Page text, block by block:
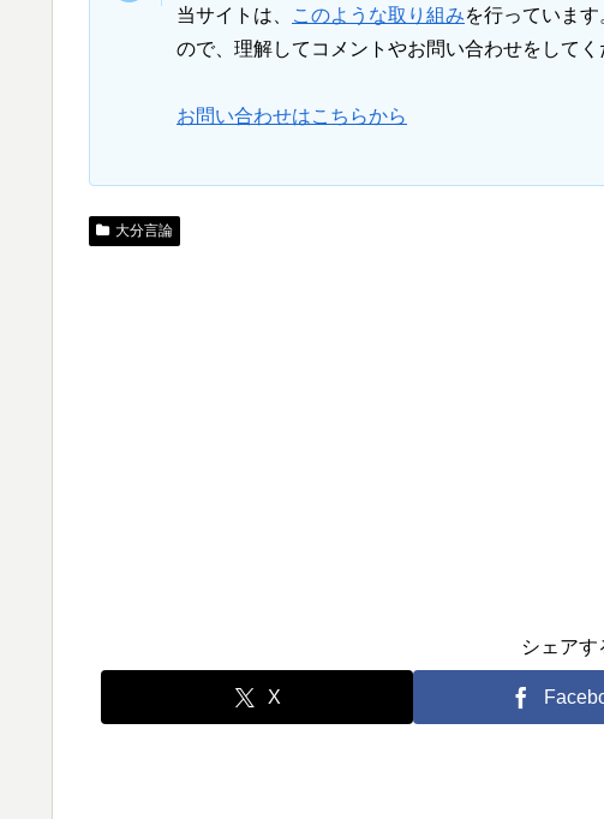
当サイトは、 このような取り組みを行っていま
ので、理解してコメントやお問い合わせをしてく
お問い合わせはこちらから
大分言論
シェアす
X